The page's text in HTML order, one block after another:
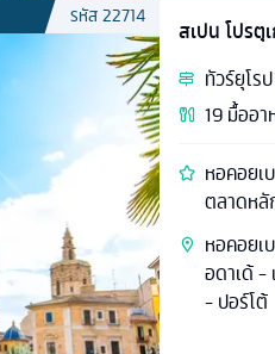
รหัส22714
สเปน โปรตุ
ทัวร์ยุโรป
19มื้ออา
หอคอยเ
ตลาดหลั
หอคอยเ
อดาเด้ -
- ปอร์โต้